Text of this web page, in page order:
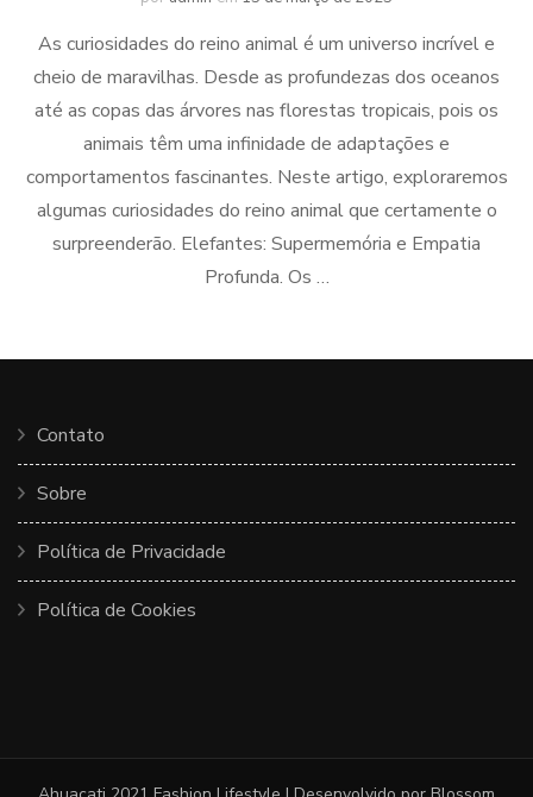
As curiosidades do reino animal é um universo incrível e
cheio de maravilhas. Desde as profundezas dos oceanos
até as copas das árvores nas florestas tropicais, pois os
animais têm uma infinidade de adaptações e
comportamentos fascinantes. Neste artigo, exploraremos
algumas curiosidades do reino animal que certamente o
surpreenderão. Elefantes: Supermemória e Empatia
Profunda. Os …
Contato
Sobre
Política de Privacidade
Política de Cookies